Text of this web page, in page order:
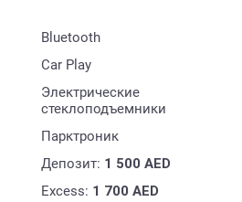
Bluetooth
Car Play
Электрические
стеклоподъемники
Парктроник
Депозит: 1 500 AED
Excess: 1 700 AED